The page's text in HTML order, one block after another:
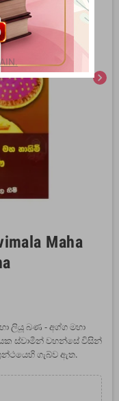
chevron_right
Maha
ලියූ බණ -අග්ග මහා
ස්වාමීන් වහන්සේ විසින්
ගැබ්ව ඇත.